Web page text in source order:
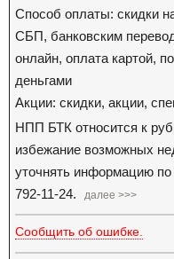
Способ оплаты: скидки
СБП, банковским
онлайн, оплата картой,
деньгами
Акции: скидки, акции,
НПП БТК относится к
избежание возможных
уточнять информацию по
792-11-24.
далее >>>
Сообщить об ошибке.